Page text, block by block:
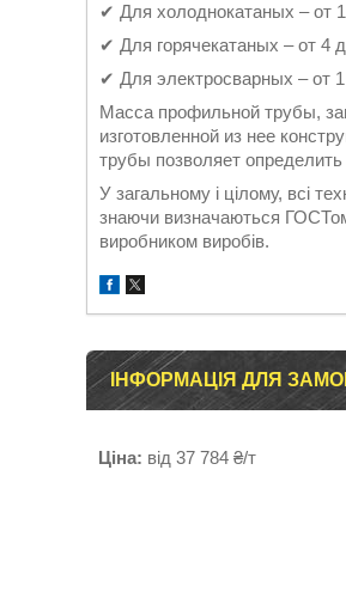
✔ Для холоднокатаных – от
✔ Для горячекатаных – от 4
✔ Для электросварных – от
Масса профильной трубы,
изготовленной из нее
трубы позволяет
У загальному і цілому, всі
знаючи визначаються ГОСТом
виробником виробів.
ІНФОРМАЦІЯ ДЛЯ
Ціна: від 37 784 ₴/т